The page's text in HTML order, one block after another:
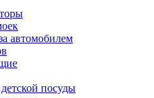
автомобилем
посуды